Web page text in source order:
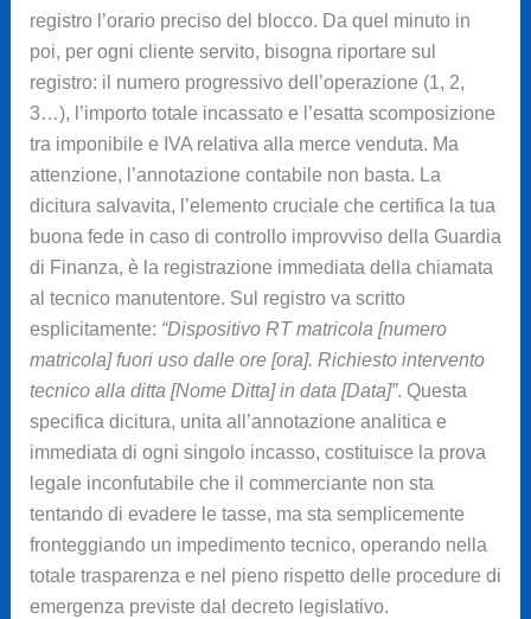
registro l’orario preciso del blocco. Da quel minuto in
poi, per ogni cliente servito, bisogna riportare sul
registro: il numero progressivo dell’operazione (1, 2,
3…), l’importo totale incassato e l’esatta scomposizione
tra imponibile e IVA relativa alla merce venduta. Ma
attenzione, l’annotazione contabile non basta. La
dicitura salvavita, l’elemento cruciale che certifica la tua
buona fede in caso di controllo improvviso della Guardia
di Finanza, è la registrazione immediata della chiamata
al tecnico manutentore. Sul registro va scritto
esplicitamente: “Dispositivo RT matricola [numero
matricola] fuori uso dalle ore [ora]. Richiesto intervento
tecnico alla ditta [Nome Ditta] in data [Data]”. Questa
specifica dicitura, unita all’annotazione analitica e
immediata di ogni singolo incasso, costituisce la prova
legale inconfutabile che il commerciante non sta
tentando di evadere le tasse, ma sta semplicemente
fronteggiando un impedimento tecnico, operando nella
totale trasparenza e nel pieno rispetto delle procedure di
emergenza previste dal decreto legislativo.